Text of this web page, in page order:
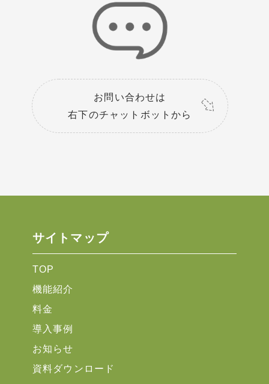
お問い合わせは
右下のチャットボットから
サイトマップ
TOP
機能紹介
料金
導入事例
お知らせ
資料ダウンロード